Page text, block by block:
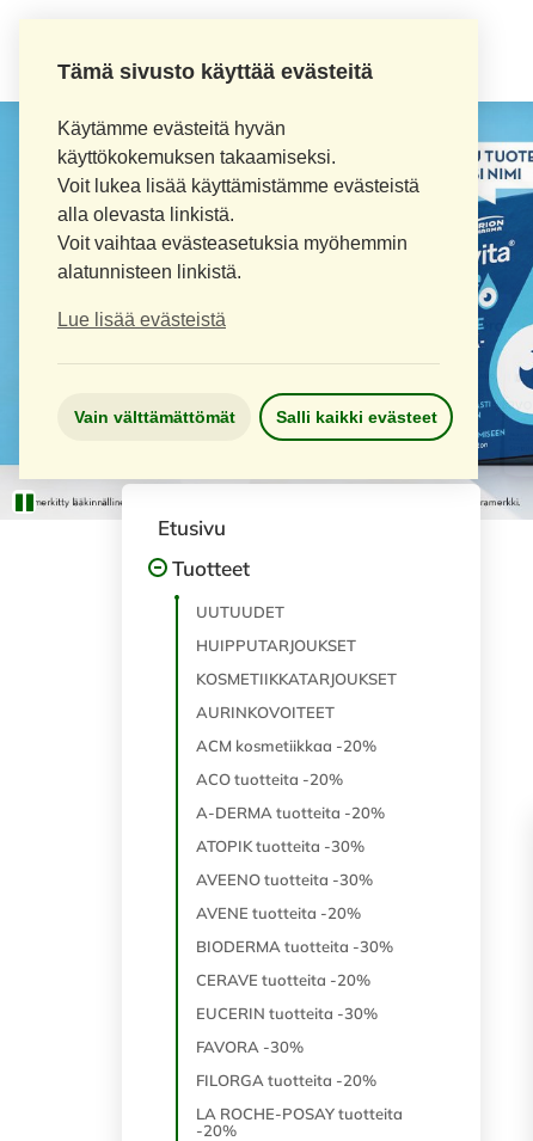
Tämä sivusto käyttää evästeitä
Käytämme evästeitä hyvän
käyttökokemuksen takaamiseksi.
Voit lukea lisää käyttämistämme evästeistä
alla olevasta linkistä.
Voit vaihtaa evästeasetuksia myöhemmin
alatunnisteen linkistä.
Lue lisää evästeistä
Vain välttämättömät Salli kaikki evästeet
Etusivu
Tuotteet
UUTUUDET
HUIPPUTARJOUKSET
KOSMETIIKKATARJOUKSET
AURINKOVOITEET
ACM kosmetiikkaa -20%
ACO tuotteita -20%
A-DERMA tuotteita -20%
ATOPIK tuotteita -30%
AVEENO tuotteita -30%
AVENE tuotteita -20%
BIODERMA tuotteita -30%
CERAVE tuotteita -20%
EUCERIN tuotteita -30%
FAVORA -30%
FILORGA tuotteita -20%
LA ROCHE-POSAY tuotteita
-20%